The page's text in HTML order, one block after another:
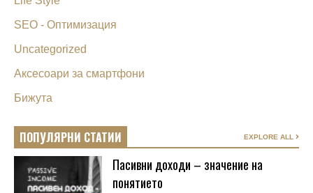
SEO - Оптимизация
Uncategorized
Аксесоари за смартфони
Бижута
ПОПУЛЯРНИ СТАТИИ EXPLORE ALL
Пасивни доходи – значение на
понятието